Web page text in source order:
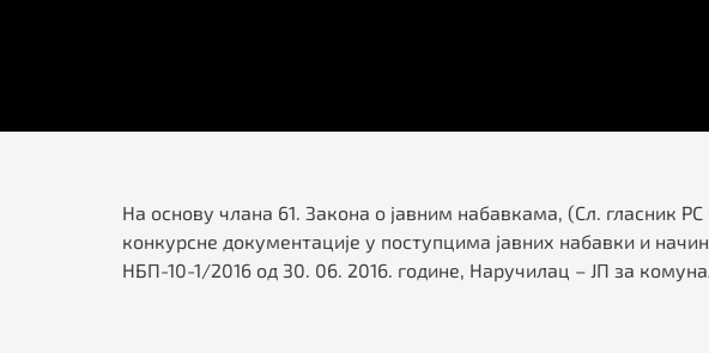
На основу члана 61. Закона о јавним набавкама, (Сл. гласник
конкурсне документације у поступцима јавних набавки и
НБП-10-1/2016 од 30. 06. 2016. године, Наручилац – ЈП за